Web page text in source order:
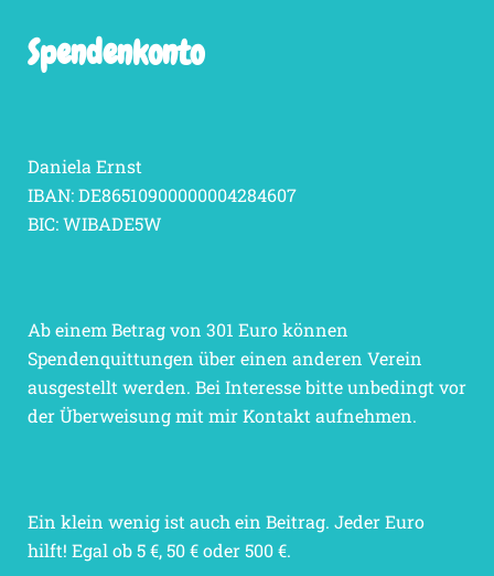
Spendenkonto
Daniela Ernst
IBAN: DE86510900000004284607
BIC: WIBADE5W
Ab einem Betrag von 301 Euro können
Spendenquittungen über einen anderen Verein
ausgestellt werden. Bei Interesse bitte unbedingt vor
der Überweisung mit mir Kontakt aufnehmen.
Ein klein wenig ist auch ein Beitrag. Jeder Euro
hilft! Egal ob 5 €, 50 € oder 500 €.